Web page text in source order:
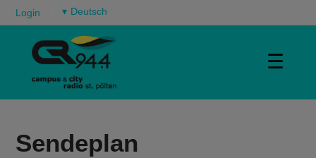
Login ▾
☰
Sendeplan